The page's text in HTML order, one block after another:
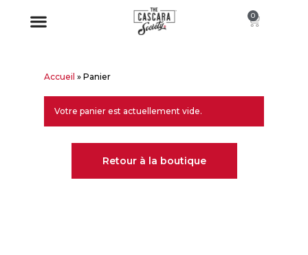
0
Accueil » Panier
Votre panier est actuellement vide.
Retour à la boutique